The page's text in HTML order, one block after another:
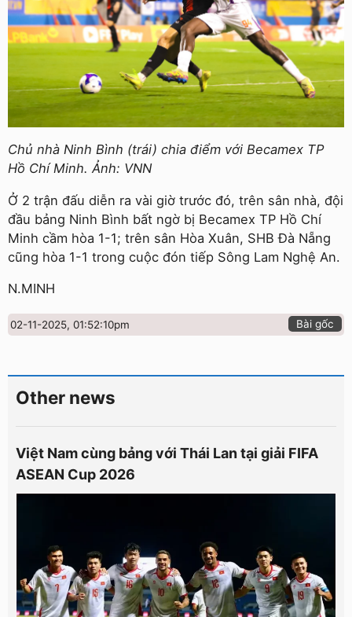
Chủ nhà Ninh Bình (trái) chia điểm với Becamex TP
Hồ Chí Minh. Ảnh: VNN
Ở 2 trận đấu diễn ra vài giờ trước đó, trên sân nhà, đội
đầu bảng Ninh Bình bất ngờ bị Becamex TP Hồ Chí
Minh cầm hòa 1-1; trên sân Hòa Xuân, SHB Đà Nẵng
cũng hòa 1-1 trong cuộc đón tiếp Sông Lam Nghệ An.
N.MINH
02-11-2025, 01:52:10pm Bài gốc
Other news
Việt Nam cùng bảng với Thái Lan tại giải FIFA
ASEAN Cup 2026